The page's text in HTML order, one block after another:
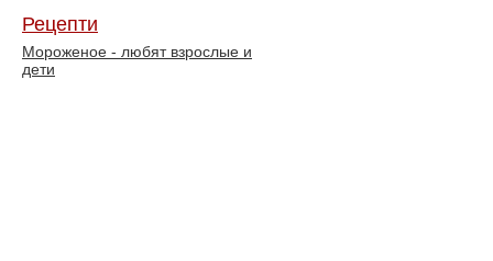
Рецепти
Мороженое - любят взрослые и
дети